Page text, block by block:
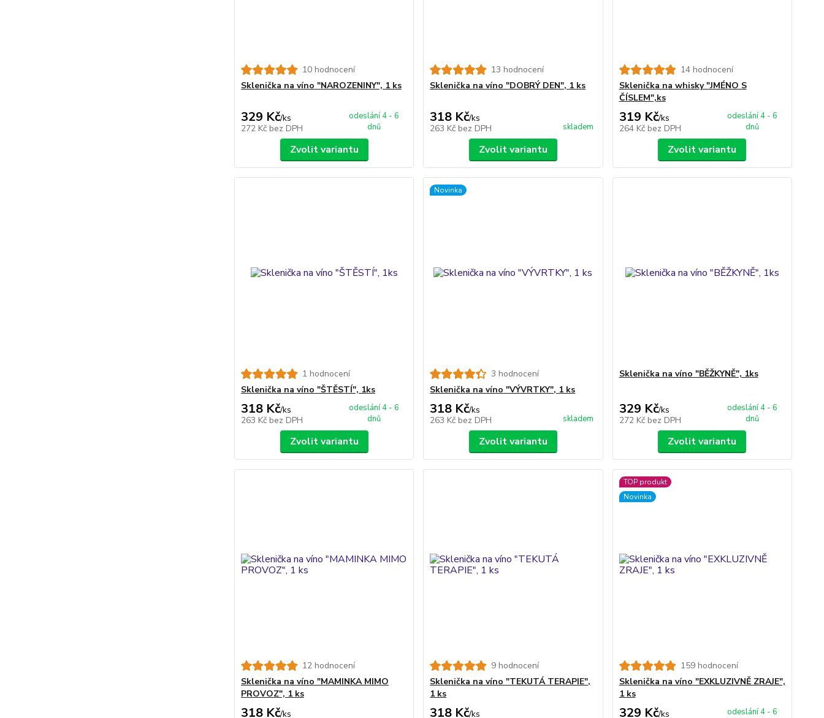
10 hodnocení
Sklenička na víno "NAROZENINY", 1 ks
329 Kč/ks
272 Kč bez DPH
odeslání 4 - 6
dnů
Zvolit variantu
13 hodnocení
Sklenička na víno "DOBRÝ DEN", 1 ks
318 Kč/ks
263 Kč bez DPH skladem
Zvolit variantu
14 hodnocení
Sklenička na whisky "JMÉNO S
ČÍSLEM",ks
319 Kč/ks
264 Kč bez DPH
odeslání 4 - 6
dnů
Zvolit variantu
1 hodnocení
Sklenička na víno "ŠTĚSTÍ", 1ks
318 Kč/ks
263 Kč bez DPH
odeslání 4 - 6
dnů
Zvolit variantu
Novinka
3 hodnocení
Sklenička na víno "VÝVRTKY", 1 ks
318 Kč/ks
263 Kč bez DPH skladem
Zvolit variantu
Sklenička na víno "BĚŽKYNĚ", 1ks
329 Kč/ks
272 Kč bez DPH
odeslání 4 - 6
dnů
Zvolit variantu
12 hodnocení
Sklenička na víno "MAMINKA MIMO
PROVOZ", 1 ks
318 Kč/ks
9 hodnocení
Sklenička na víno "TEKUTÁ TERAPIE",
1 ks
318 Kč/ks
TOP produkt
Novinka
159 hodnocení
Sklenička na víno "EXKLUZIVNĚ ZRAJE",
1 ks
329 Kč/ks
odeslání 4 - 6